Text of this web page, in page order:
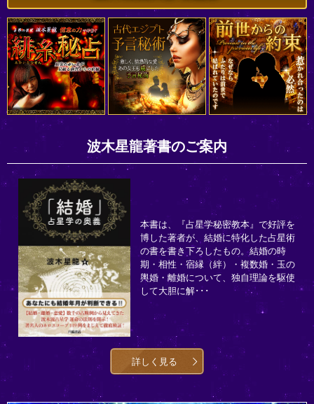
波木星龍著書のご案内
本書は、『占星学秘密教本』で好評を
博した著者が、結婚に特化した占星術
の書を書き下ろしたもの。結婚の時
期・相性・宿縁（絆）・複数婚・玉の
輿婚・離婚について、独自理論を駆使
して大胆に解･･･
詳しく見る